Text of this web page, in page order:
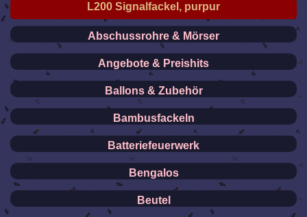
L200 Signalfackel, purpur
Abschussrohre & Mörser
Angebote & Preishits
Ballons & Zubehör
Bambusfackeln
Batteriefeuerwerk
Bengalos
Beutel